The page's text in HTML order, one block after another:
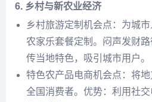
6. 乡村与新农业经济
乡村旅游定制机会点：为城市
农家乐套餐定制。闷声发财
传当地特色，吸引城市用户。
特色农产品电商机会点：将
全国消费者。优势：利用社